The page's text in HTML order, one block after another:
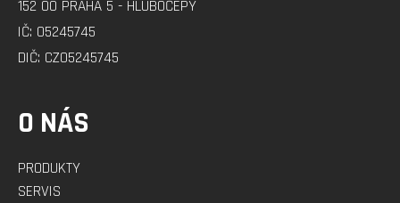
152 00 PRAHA 5 - HLUBOČEPY
IČ: 05245745
DIČ: CZ05245745
O NÁS
PRODUKTY
SERVIS